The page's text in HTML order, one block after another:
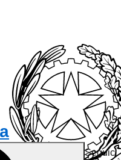
Visita la
Seguici